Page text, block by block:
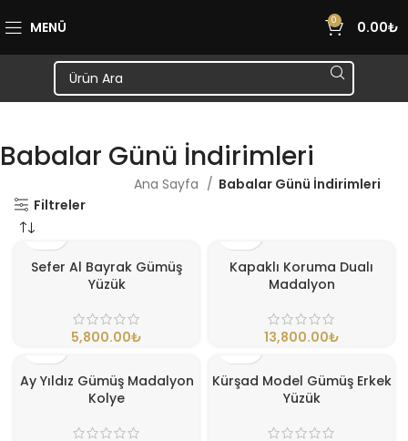
MENÜ 0 0.00₺
Babalar Günü İndirimleri
Ana Sayfa
Babalar Günü İndirimleri
Filtreler
Sefer Al Bayrak Gümüş
Yüzük
₺
Kapaklı Koruma Dualı
Madalyon
₺
Ay Yıldız Gümüş Madalyon
Kolye
Kürşad Model Gümüş Erkek
Yüzük